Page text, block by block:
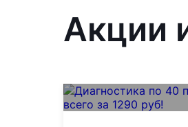
Акции